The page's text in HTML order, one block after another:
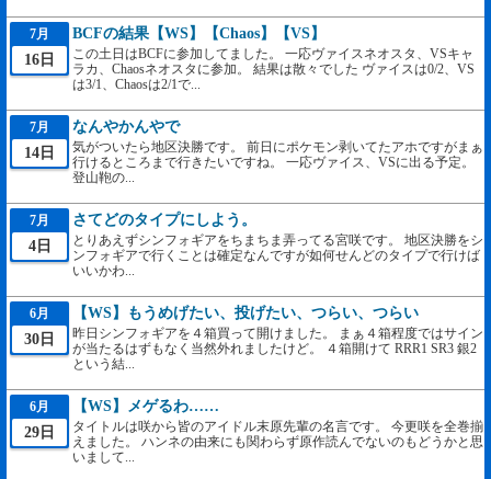
7月
16日
BCFの結果【WS】【Chaos】【VS】
この土日はBCFに参加してました。 一応ヴァイスネオスタ、VSキャ
ラカ、Chaosネオスタに参加。 結果は散々でした ヴァイスは0/2、VS
は3/1、Chaosは2/1で...
7月
14日
なんやかんやで
気がついたら地区決勝です。 前日にポケモン剥いてたアホですがまぁ
行けるところまで行きたいですね。 一応ヴァイス、VSに出る予定。
登山鞄の...
7月
4日
さてどのタイプにしよう。
とりあえずシンフォギアをちまちま弄ってる宮咲です。 地区決勝をシ
ンフォギアで行くことは確定なんですが如何せんどのタイプで行けば
いいかわ...
6月
30日
【WS】もうめげたい、投げたい、つらい、つらい
昨日シンフォギアを４箱買って開けました。 まぁ４箱程度ではサイン
が当たるはずもなく当然外れましたけど。 ４箱開けて RRR1 SR3 銀2
という結...
6月
29日
【WS】メゲるわ……
タイトルは咲から皆のアイドル末原先輩の名言です。 今更咲を全巻揃
えました。 ハンネの由来にも関わらず原作読んでないのもどうかと思
いまして...